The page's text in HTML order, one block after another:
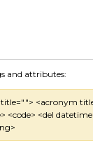
and attributes:
<acronym
<code> <del